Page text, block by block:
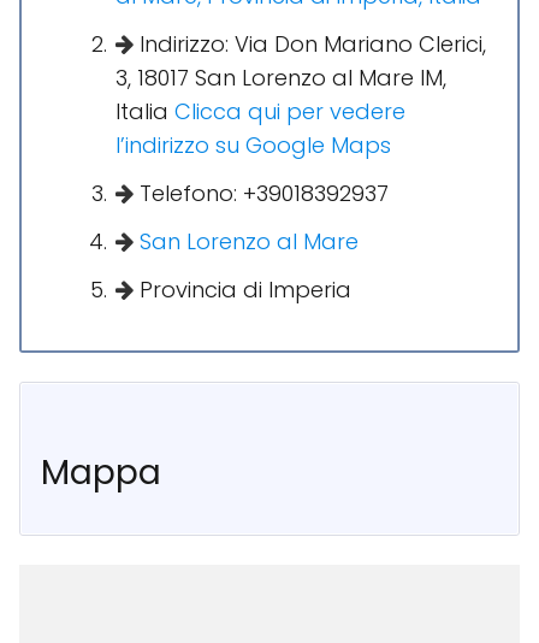
Indirizzo: Via Don Mariano Clerici,
3, 18017 San Lorenzo al Mare IM,
Italia Clicca qui per vedere
l’indirizzo su Google Maps
Telefono: +39018392937
San Lorenzo al Mare
Provincia di Imperia
Mappa